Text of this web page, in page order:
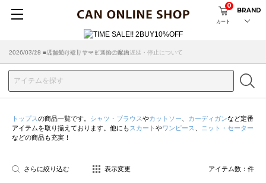
カート
0
BRAND
2026/07/29 ■【お知らせ】ヤマト運輸の配送遅延・停止について
2026/03/18 ■店舗受け取りサービスのご案内
トップスの商品一覧です。 シャツ・ブラウスやカットソー カーディガンなど定番
アイテムを取り揃えております。他にも スカート やワンピース
ニット・セーター
などの商品も充実！
さらに絞り込む 表示変更 アイテム数： 件